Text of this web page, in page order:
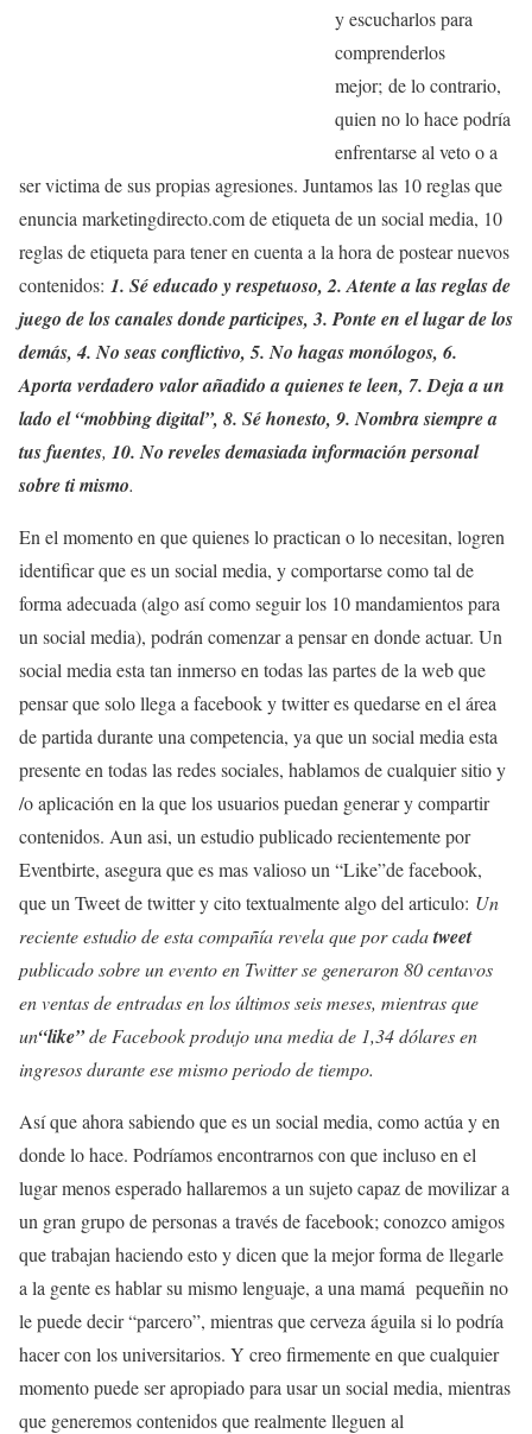
y escucharlos para
comprenderlos
mejor; de lo contrario,
quien no lo hace podría
enfrentarse al veto o a
ser victima de sus propias agresiones. Juntamos las 10 reglas que
enuncia marketingdirecto.com de etiqueta de un social media, 10
reglas de etiqueta para tener en cuenta a la hora de postear nuevos
contenidos: 1. Sé educado y respetuoso, 2. Atente a las reglas de
juego de los canales donde participes, 3. Ponte en el lugar de los
demás, 4. No seas conflictivo, 5. No hagas monólogos, 6.
Aporta verdadero valor añadido a quienes te leen, 7. Deja a un
lado el “mobbing digital”, 8. Sé honesto, 9. Nombra siempre a
tus fuentes, 10. No reveles demasiada información personal
sobre ti mismo.
En el momento en que quienes lo practican o lo necesitan, logren
identificar que es un social media, y comportarse como tal de
forma adecuada (algo así como seguir los 10 mandamientos para
un social media), podrán comenzar a pensar en donde actuar. Un
social media esta tan inmerso en todas las partes de la web que
pensar que solo llega a facebook y twitter es quedarse en el área
de partida durante una competencia, ya que un social media esta
presente en todas las redes sociales, hablamos de cualquier sitio y
/o aplicación en la que los usuarios puedan generar y compartir
contenidos. Aun asi, un estudio publicado recientemente por
Eventbirte, asegura que es mas valioso un “Like”de facebook,
que un Tweet de twitter y cito textualmente algo del articulo: Un
reciente estudio de esta compañía revela que por cadatweet
publicado sobre un evento en Twitter se generaron 80 centavos
en ventas de entradas en los últimos seis meses, mientras que
un“like”de Facebook produjo una media de 1,34 dólares en
ingresos durante ese mismo periodo de tiempo.
Así que ahora sabiendo que es un social media, como actúa y en
donde lo hace. Podríamos encontrarnos con que incluso en el
lugar menos esperado hallaremos a un sujeto capaz de movilizar a
un gran grupo de personas a través de facebook; conozco amigos
que trabajan haciendo esto y dicen que la mejor forma de llegarle
a la gente es hablar su mismo lenguaje, a una mamá pequeñin no
le puede decir “parcero”, mientras que cerveza águila si lo podría
hacer con los universitarios. Y creo firmemente en que cualquier
momento puede ser apropiado para usar un social media, mientras
que generemos contenidos que realmente lleguen al